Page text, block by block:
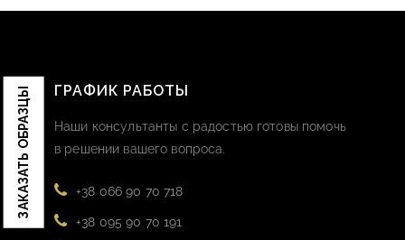
ЗАКАЗАТЬ ОБРАЗЦЫ ГРАФИК РАБОТЫ
Наши консультанты с радостью готовы помочь
в решении вашего вопроса.
+38 066 90 70 718
+38 095 90 70 191